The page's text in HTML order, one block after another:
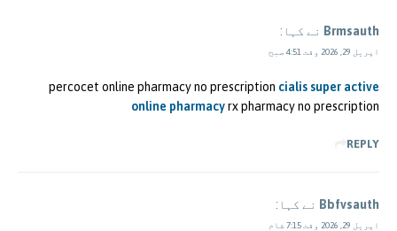
Brmsauth نے کہا:
اپریل 29, 2026 وقت 4:51 صبح
percocet online pharmacy no prescription cialis super active
online pharmacyrx pharmacy no prescription
REPLY
Bbfvsauth نے کہا:
اپریل 29, 2026 وقت 7:15 شام